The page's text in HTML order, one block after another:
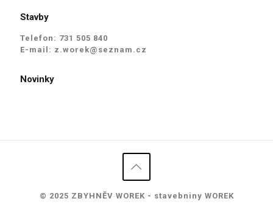
Stavby
Telefon: 731 505 840
E-mail: z.worek@seznam.cz
Novinky
© 2025 ZBYHNĚV WOREK - stavebniny WOREK